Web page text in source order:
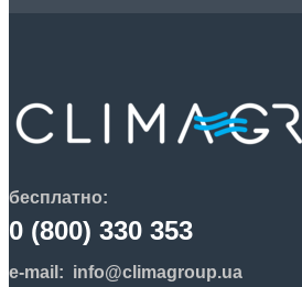
бесплатно:
0 (800) 330 353
e-mail: info@climagroup.ua